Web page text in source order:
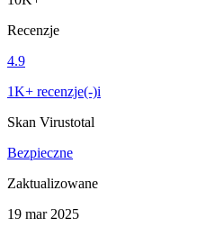
Recenzje
4.9
1K+ recenzje(-)i
Skan Virustotal
Bezpieczne
Zaktualizowane
19 mar 2025